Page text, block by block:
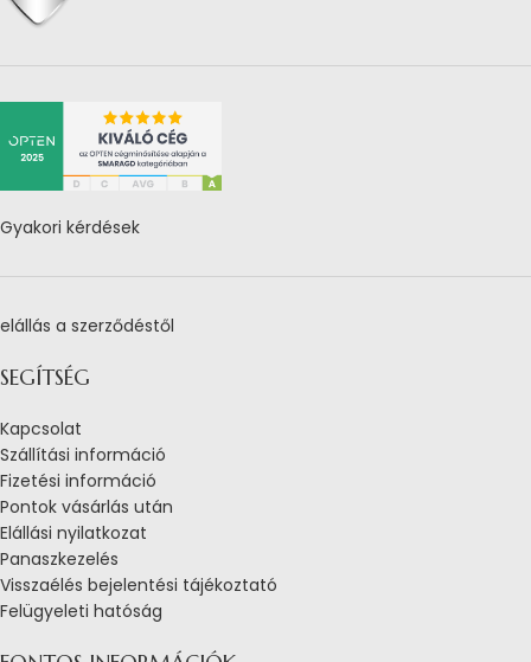
Gyakori kérdések
elállás a szerződéstől
SEGÍTSÉG
Kapcsolat
Szállítási információ
Fizetési információ
Pontok vásárlás után
Elállási nyilatkozat
Panaszkezelés
Visszaélés bejelentési tájékoztató
Felügyeleti hatóság